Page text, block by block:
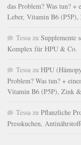
das Problem? Was tun?
Leber, Vitamin B6
Tessa zu Supplemente
Komplex für HPU & Co.
Tessa zu HPU
Problem? Was tun? +
Vitamin B6 (P5P), Zink
Tessa zu Pflanzliche
Presskuchen,